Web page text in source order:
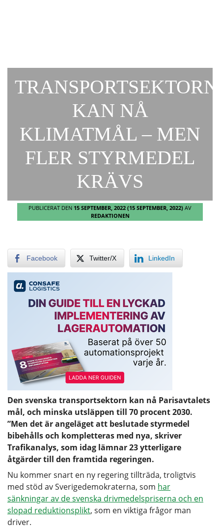
TRANSPORTSEKTORN
KAN NÅ
KLIMATMÅL – MEN
FLER STYRMEDEL
KRÄVS
PUBLICERAT DEN 15 SEPTEMBER, 2022 (15 SEPTEMBER, 2022) AV
REDAKTIONEN
Facebook Twitter/X LinkedIn
Den svenska transportsektorn kan nå Parisavtalets
mål, och minska utsläppen till 70 procent 2030.
”Men det är angeläget att beslutade styrmedel
bibehålls och kompletteras med nya, skriver
Trafikanalys, som idag lämnar 23 ytterligare
åtgärder till den framtida regeringen.
Nu kommer snart en ny regering tillträda, troligtvis
med stöd av Sverigedemokraterna, som har
sänkningar av de svenska drivmedelspriserna och en
slopad reduktionsplikt, som en viktiga frågor man
driver.